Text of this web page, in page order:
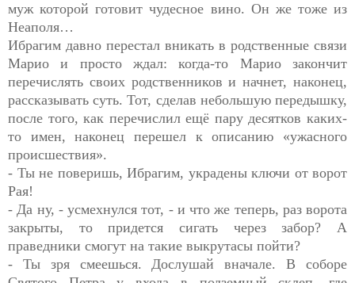
муж которой готовит чудесное вино. Он же тоже из
Неаполя…
Ибрагим давно перестал вникать в родственные связи
Марио и просто ждал: когда-то Марио закончит
перечислять своих родственников и начнет, наконец,
рассказывать суть. Тот, сделав небольшую передышку,
после того, как перечислил ещё пару десятков каких-
то имен, наконец перешел к описанию «ужасного
происшествия».
- Ты не поверишь, Ибрагим, украдены ключи от ворот
Рая!
- Да ну, - усмехнулся тот, - и что же теперь, раз ворота
закрыты, то придется сигать через забор? А
праведники смогут на такие выкрутасы пойти?
- Ты зря смеешься. Дослушай вначале. В соборе